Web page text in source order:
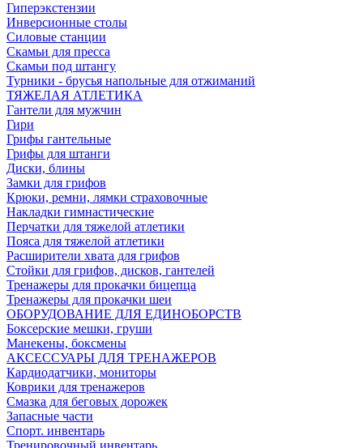
Гиперэкстензии
Инверсионные столы
Силовые станции
Скамьи для пресса
Скамьи под штангу
Турники - брусья напольные для отжиманий
ТЯЖЕЛАЯ АТЛЕТИКА
Гантели для мужчин
Гири
Грифы гантельные
Грифы для штанги
Диски, блины
Замки для грифов
Крюки, ремни, лямки страховочные
Накладки гимнастические
Перчатки для тяжелой атлетики
Пояса для тяжелой атлетики
Расширители хвата для грифов
Стойки для грифов, дисков, гантелей
Тренажеры для прокачки бицепца
Тренажеры для прокачки шеи
ОБОРУДОВАНИЕ ДЛЯ ЕДИНОБОРСТВ
Боксерские мешки, груши
Манекены, боксмены
АКСЕССУАРЫ ДЛЯ ТРЕНАЖЕРОВ
Кардиодатчики, мониторы
Коврики для тренажеров
Смазка для беговых дорожек
Запасные части
Спорт. инвентарь
Тренировочный инвентарь